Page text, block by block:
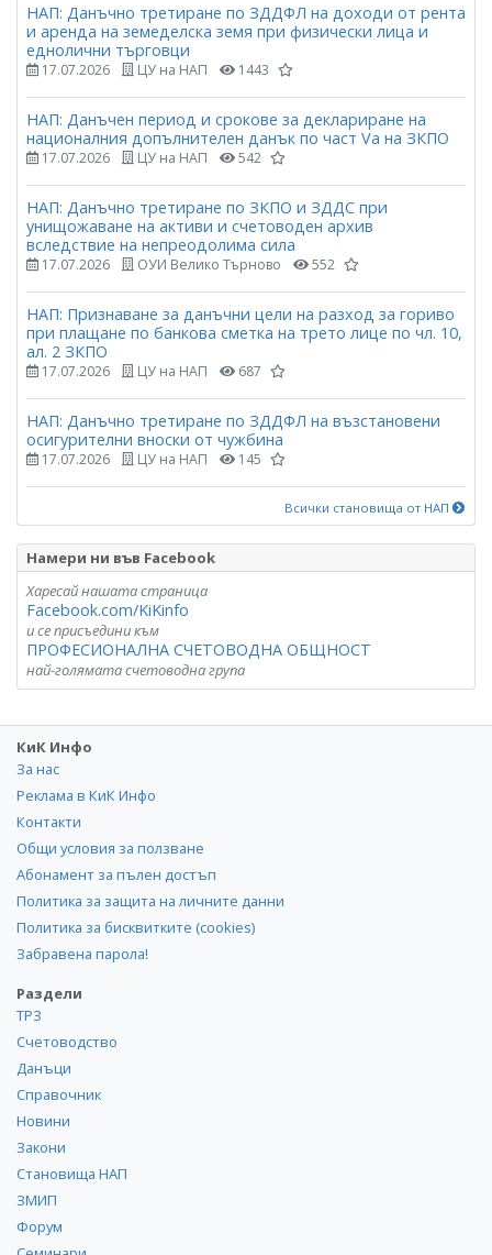
НАП: Данъчно третиране по ЗДДФЛ на доходи от рента
и аренда на земеделска земя при физически лица и
еднолични търговци
17.07.2026 ЦУ на НАП 1443
НАП: Данъчен период и срокове за деклариране на
националния допълнителен данък по част Vа на ЗКПО
17.07.2026 ЦУ на НАП 542
НАП: Данъчно третиране по ЗКПО и ЗДДС при
унищожаване на активи и счетоводен архив
вследствие на непреодолима сила
17.07.2026 ОУИ Велико Търново 552
НАП: Признаване за данъчни цели на разход за гориво
при плащане по банкова сметка на трето лице по чл. 10,
ал. 2 ЗКПО
17.07.2026 ЦУ на НАП 687
НАП: Данъчно третиране по ЗДДФЛ на възстановени
осигурителни вноски от чужбина
17.07.2026 ЦУ на НАП 145
Всички становища от НАП
Намери ни във Facebook
Харесай нашата страница
Facebook.com/KiKinfo
и се присъедини към
ПРОФЕСИОНАЛНА СЧЕТОВОДНА ОБЩНОСТ
най-голямата счетоводна група
КиК Инфо
За нас
Реклама в КиК Инфо
Контакти
Общи условия за ползване
Абонамент за пълен достъп
Политика за защита на личните данни
Политика за бисквитките (cookies)
Забравена парола!
Раздели
ТРЗ
Счетоводство
Данъци
Справочник
Новини
Закони
Становища НАП
ЗМИП
Форум